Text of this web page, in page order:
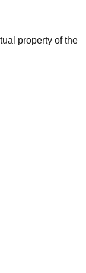
property of the